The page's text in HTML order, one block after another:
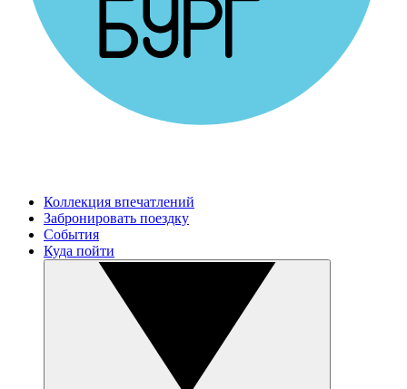
Коллекция впечатлений
Забронировать поездку
События
Куда пойти